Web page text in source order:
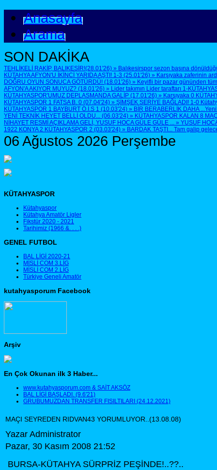
Anasayfa
Arama
SON DAKİKA
TEHLİKELİ RAKİP, BALIKESİR!(28.01'26) » Balıkesirspor sezon başına
KÜTAHYA AFYON'U İKİNCİ YARIDA AŞTI! 1-3 (25.01'26) » Karşıyaka zaferinin
DOĞRU OYUN SONUCA GÖTÜRDÜ! (18.01'26) » Keyifli bir pazar gününden
AFYON'A AKIYOR MUYUZ? (18.01'26) » Lider takımın Lider taraftarı 1-
KÜTAHYASPOR'UMUZ DEPLASMANDA GALİP (17.01'26) » Karşıyaka 0
KÜTAHYASPOR 1 FATSA B. 0 (07.04'24) » ŞİMŞEK SERİYE BAĞLADI! 1-0
KÜTAHYASPOR 1 BAYBURT Ö.İ.S 1 (10.03'24) » BİR BERABERLİK DAHA
YENİ TEKNİK HEYET BELLİ OLDU... (06.03'24) » KÜTAHYASPOR KALAN 8
NİHAYET RESMİ AÇIKLAMA GELİ, YUSUF HOCA GÜLE GÜLE ... » YUSUF
1922 KONYA 2 KÜTAHYASPOR 2 (03.03'24) » BARDAK TAŞTI... Tam galip
06 Ağustos 2026 Perşembe
KÜTAHYASPOR
Kütahyaspor
Kütahya Amatör Ligler
Fikstür 2020 - 2021
Tarihimiz (1966 &. . . .)
GENEL FUTBOL
BAL LİGİ 2020-21
MİSLİ COM 3.LİG
MİSLİ COM 2.LİG
Türkiye Geneli Amatör
kutahyasporum Facebook
Arşiv
En Çok Okunan ilk 3 Haber...
www.kutahyasporum.com & SAİT AKSÖZ
BAL LİGİ BAŞLADI. (9.6'21)
GRUBUMUZDAN TRANSFER FISILTILARI (24.12.2021)
MAÇI SEYREDEN RIDVAN43 YORUMLUYOR..(13.08.08)
Yazar Administrator
Pazar, 30 Kasım 2008 21:52
BURSA-KÜTAHYA SÜRPRİZ PEŞİNDE!..??..